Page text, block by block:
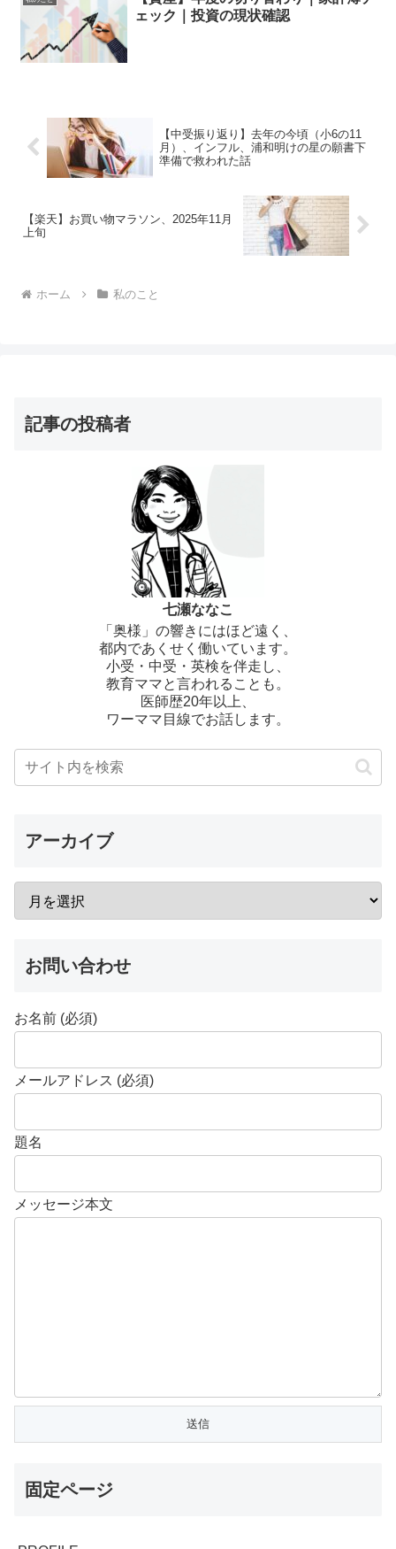
ェック｜投資の現状確認
【中受振り返り】去年の今頃（小6の11
月）、インフル、浦和明けの星の願書下
準備で救われた話
【楽天】お買い物マラソン、2025年11月
上旬
ホーム 私のこと
記事の投稿者
七瀬ななこ
「奥様」の響きにはほど遠く、
都内であくせく働いています。
小受・中受・英検を伴走し、
教育ママと言われることも。
医師歴20年以上、
ワーママ目線でお話します。
アーカイブ
お問い合わせ
お名前 (必須)
メールアドレス (必須)
題名
メッセージ本文
固定ページ